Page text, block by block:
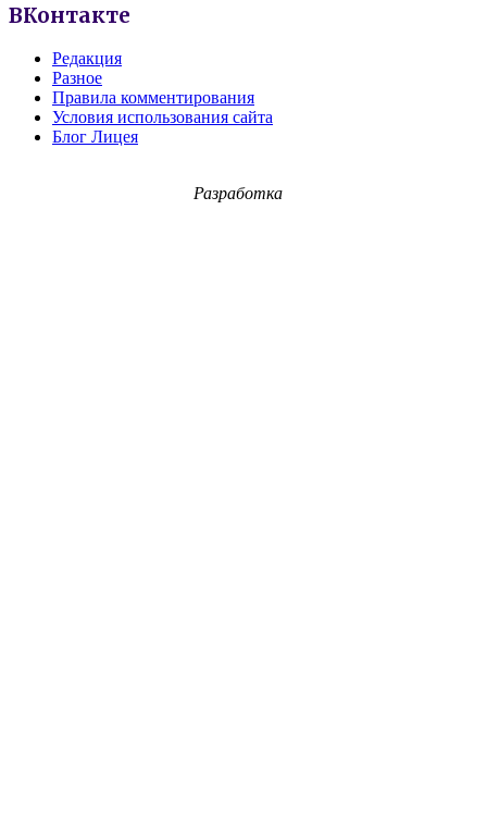
ВКонтакте
Редакция
Разное
Правила комментирования
Условия использования сайта
Блог Лицея
Разработка